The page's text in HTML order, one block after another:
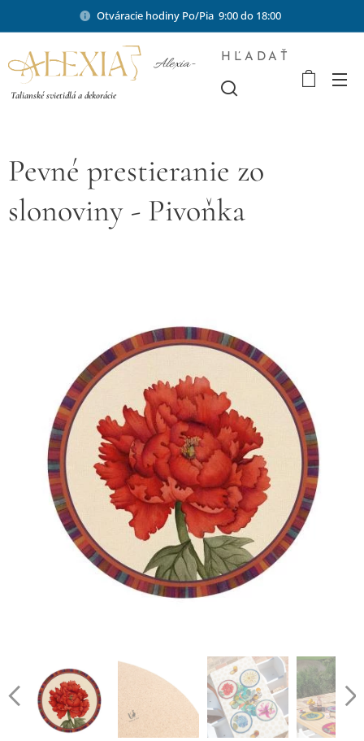
Otváracie hodiny Po/Pia 9:00 do 18:00
Alexia-
Talianské svietidlá a dekorácie
HĽADAŤ
Pevné prestieranie zo
slonoviny - Pivoňka